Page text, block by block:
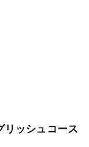
リッシュコース